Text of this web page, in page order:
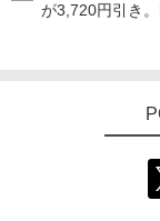
が3,720円引き